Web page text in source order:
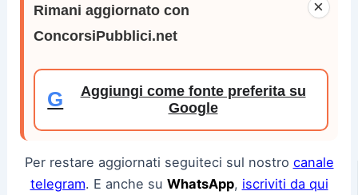
×
Rimani aggiornato con
ConcorsiPubblici.net
G
Aggiungi come fonte preferita su
Google
Per restare aggiornati seguiteci sul nostro canale
telegram. E anche su WhatsApp, iscriviti da qui